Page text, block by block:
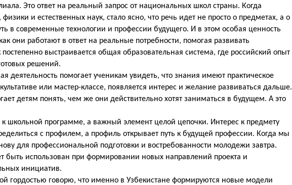
Это ответ на реальный запрос от национальных школ страны. Когда
и естественных наук, стало ясно, что речь идет не просто о предметах, а о
в современные технологии и профессии будущего. И в этом особая ценность
они работают в ответ на реальные потребности, помогая развивать
выстраивается общая образовательная система, где российский опыт
решений.
деятельность помогает ученикам увидеть, что знания имеют практическое
или мастер-классе, появляется интерес и желание развиваться дальше.
детям понять, чем же они действительно хотят заниматься в будущем. А это
школьной программе, а важный элемент целой цепочки. Интерес к предмету
с профилем, а профиль открывает путь к будущей профессии. Когда мы
для профессиональной подготовки и востребованности молодежи завтра.
использован при формировании новых направлений проекта и
инициатив.
гордостью говорю, что именно в Узбекистане формируются новые модели